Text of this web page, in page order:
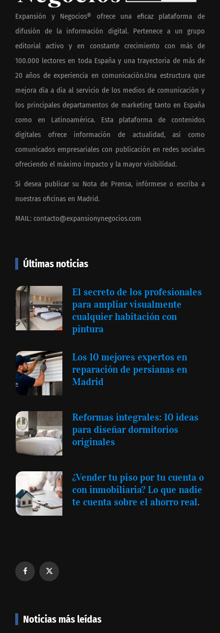
Expansión y Negocios® ofrece una eficaz plataforma de
difusión de la información digital. Pertenece a un grupo
editorial activo y en constante crecimiento con más de
100.000 lectores en toda España y una trayectoria de más de
20 años de experiencia en comunicación.Una estructura que
mejora día a día al servicio de los medios de comunicación y
los principales departamentos de marketing tanto en España
como en Latinoamérica. Esta plataforma de contenidos
digitales ofrece información de actualidad, así como
comunicados empresariales con publicación en redes sociales
ofreciendo el máximo impacto y la mayor visibilidad.
Si desea publicar su Nota de Prensa, infórmese o escriba a
nuestras oficinas en Madrid.
MAIL: contacto@expansionynegocios.com
Últimas noticias
El secreto de los profesionales
para ampliar visualmente
cualquier habitación con
pintura
Los 10 mejores expertos en
reparación de persianas en
Madrid
Reformas integrales: 10 ideas
para diseñar dormitorios
originales
¿Vender tu piso por tu cuenta o
con inmobiliaria? Lo que nadie
te cuenta sobre el ahorro real.
Noticias más leídas